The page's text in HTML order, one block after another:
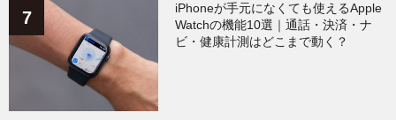
iPhoneが手元になくても使えるApple
Watchの機能10選｜通話・決済・ナ
ビ・健康計測はどこまで動く？